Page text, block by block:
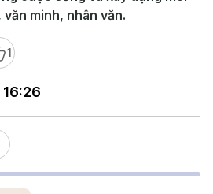
minh, nhân văn.
1